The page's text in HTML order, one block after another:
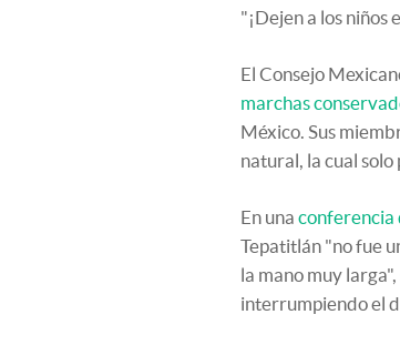
"¡Dejen a los
El Consejo
marchas
México. Sus
natural, la cual
En una conferencia
Tepatitlán "no fue
la mano muy
interrumpiendo el